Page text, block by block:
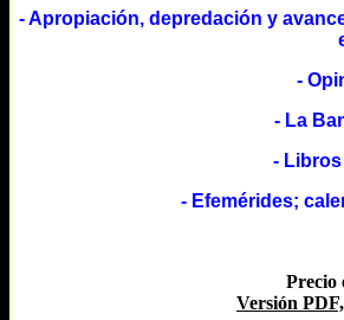
- Apropiación, depredación y
-
- La
-
- Efemérides;
Precio
Versión